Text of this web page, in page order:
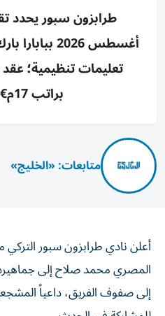
براتب 17م€ ورقم 10
متابعات: «الخليج»
أعلن نادي طرابزون سبور التركي
المصري محمد صلاح إلى جماهيره،
إلى صفوف الفريق، داعياً
للمشاركة في الحدث.